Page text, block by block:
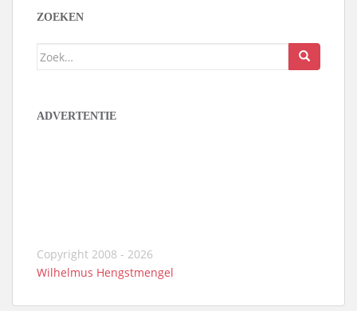
ZOEKEN
Zoek
ADVERTENTIE
Copyright 2008 - 2026
Wilhelmus Hengstmengel